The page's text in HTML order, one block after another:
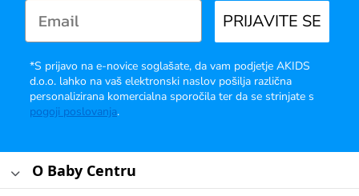
PRIJAVITE SE
*S prijavo na e-novice soglašate, da vam podjetje AKIDS
d.o.o. lahko na vaš elektronski naslov pošilja različna
personalizirana komercialna sporočila ter da se strinjate s
pogoji poslovanja.
O Baby Centru